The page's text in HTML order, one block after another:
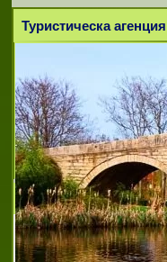
Туристическа
Пагани Стил ООД